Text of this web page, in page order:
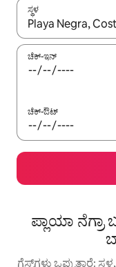
ಸ್ಥಳ
ಫಲಿತಾಂಶಗಳು
ಚೆಕ್-ಇನ್
ಚೆಕ್-ಔಟ್
ಪ್ಲಾಯಾ
ಗೆಸ್ಟ್‌ಗಳು ಒಪ್ಪುತ್ತಾರೆ: